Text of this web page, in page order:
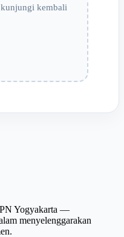
kembali
Yogyakarta —
menyelenggarakan